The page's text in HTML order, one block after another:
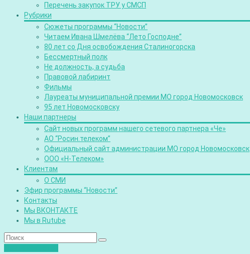
Перечень закупок ТРУ у СМСП
Рубрики
Сюжеты программы “Новости”
Читаем Ивана Шмелёва “Лето Господне”
80 лет со Дня освобождения Сталиногорска
Бессмертный полк
Не должность, а судьба
Правовой лабиринт
Фильмы
Лауреаты муниципальной премии МО город Новомосковск
95 лет Новомосковску
Наши партнеры
Сайт новых программ нашего сетевого партнера «Че»
АО “Росин.телеком”
Официальный сайт администрации МО город Новомосковск
ООО «Н-Телеком»
Клиентам
О СМИ
Эфир программы “Новости”
Контакты
Мы ВКОНТАКТЕ
Мы в Rutube